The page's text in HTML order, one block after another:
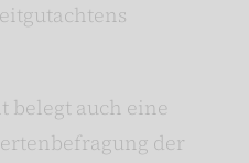
belegt auch eine
der